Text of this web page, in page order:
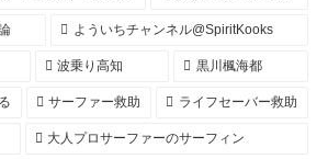
よういちチャンネル@SpiritKooks
波乗り高知 黒川楓海都
サーファー救助 ライフセーバー救助
大人プロサーファーのサーフィン